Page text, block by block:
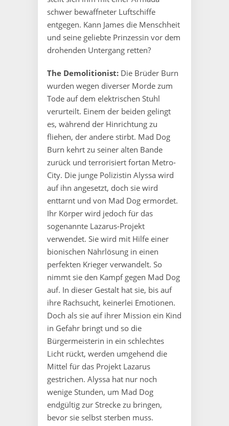
schwer bewaffneter Luftschiffe
entgegen. Kann James die Menschheit
und seine geliebte Prinzessin vor dem
drohenden Untergang retten?
The Demolitionist: Die Brüder Burn
wurden wegen diverser Morde zum
Tode auf dem elektrischen Stuhl
verurteilt. Einem der beiden gelingt
es, während der Hinrichtung zu
fliehen, der andere stirbt. Mad Dog
Burn kehrt zu seiner alten Bande
zurück und terrorisiert fortan Metro-
City. Die junge Polizistin Alyssa wird
auf ihn angesetzt, doch sie wird
enttarnt und von Mad Dog ermordet.
Ihr Körper wird jedoch für das
sogenannte Lazarus-Projekt
verwendet. Sie wird mit Hilfe einer
bionischen Nährlösung in einen
perfekten Krieger verwandelt. So
nimmt sie den Kampf gegen Mad Dog
auf. In dieser Gestalt hat sie, bis auf
ihre Rachsucht, keinerlei Emotionen.
Doch als sie auf ihrer Mission ein Kind
in Gefahr bringt und so die
Bürgermeisterin in ein schlechtes
Licht rückt, werden umgehend die
Mittel für das Projekt Lazarus
gestrichen. Alyssa hat nur noch
wenige Stunden, um Mad Dog
endgültig zur Strecke zu bringen,
bevor sie selbst sterben muss.